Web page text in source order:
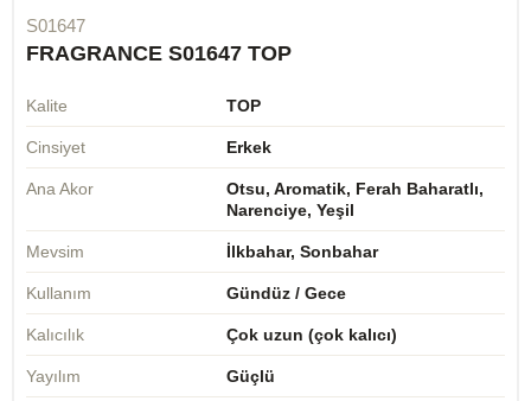
S01647
FRAGRANCE S01647 TOP
Kalite TOP
Cinsiyet Erkek
Ana Akor
Otsu, Aromatik, Ferah Baharatlı,
Narenciye, Yeşil
Mevsim İlkbahar, Sonbahar
Kullanım Gündüz / Gece
Kalıcılık Çok uzun (çok kalıcı)
Yayılım Güçlü